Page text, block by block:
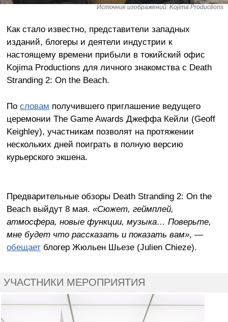
Источник изображений: Kojima Productions
Как стало известно, представители западных
изданий, блогеры и деятели индустрии к
настоящему времени прибыли в токийский офис
Kojima Productions для личного знакомства с Death
Stranding 2: On the Beach.
По словам получившего приглашение ведущего
церемонии The Game Awards Джеффа Кейли (Geoff
Keighley), участникам позволят на протяжении
нескольких дней поиграть в полную версию
курьерского экшена.
Предварительные обзоры Death Stranding 2: On the
Beach выйдут 8 мая. «Сюжет, геймплей,
атмосфера, новые функции, музыка… Поверьте,
мне будет что рассказать и показать вам», —
обещаетблогер Жюльен Шьезе (Julien Chieze).
УЧАСТНИКИ МЕРОПРИЯТИЯ